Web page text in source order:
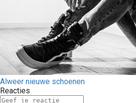
Alweer nieuwe schoenen
Reacties